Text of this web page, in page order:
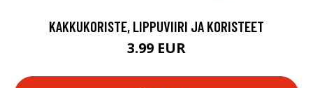
KAKKUKORISTE, LIPPUVIIRI JA KORISTEET
3.99 EUR